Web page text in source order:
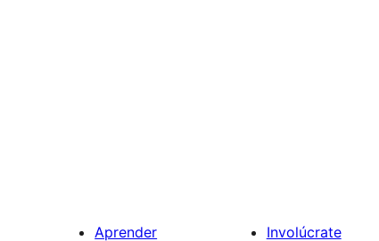
Aprender Involúcrate